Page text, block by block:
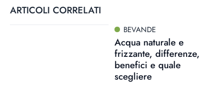
ARTICOLI CORRELATI
BEVANDE
Acqua naturale e
frizzante, differenze,
benefici e quale
scegliere